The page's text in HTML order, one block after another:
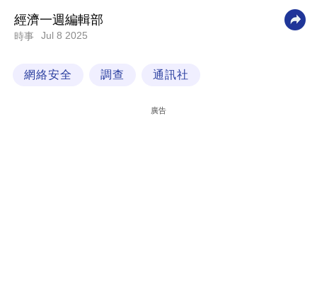
業
經濟一週編輯部
時事 Jul 8 2025
網絡安全 調查 通訊社
廣告